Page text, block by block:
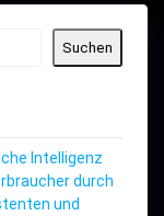
Suchen
Intelligenz
durch
und